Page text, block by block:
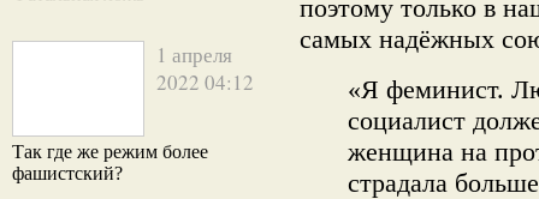
1 апреля
2022 04:12
Так где же режим более
фашистский?
поэтому только в
самых надёжных
«Я феминист.
социалист
женщина на
страдала